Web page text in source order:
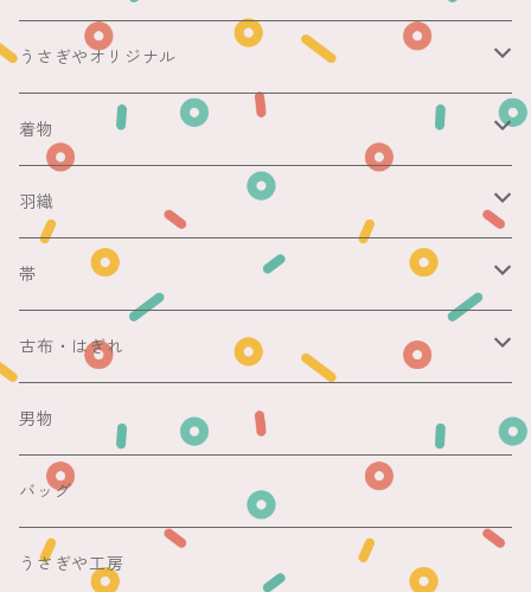
うさぎやオリジナル
ericoさん
レース足袋
マスキングテープ
防虫香
着物
袷
銘仙
紬
単衣
銘仙
紬
その他
夏
浴衣
夏着物
銘仙
羽織
銘仙
その他
帯
名古屋帯
袋帯
昼夜帯
夏帯
古布・はぎれ
切売り
銘仙
銘仙集め
木綿・麻
男物
バッグ
うさぎや工房